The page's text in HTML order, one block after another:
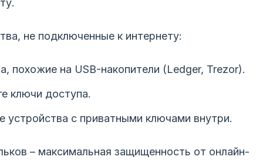
не подключенные к интернету:
похожие на USB-накопители (Ledger, Trezor).
ключи доступа.
устройства с приватными ключами внутри.
– максимальная защищенность от онлайн-